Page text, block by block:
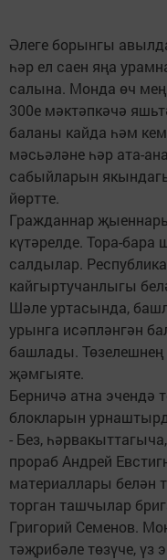
Әлеге борынгы
һәр ел саен яңа
салына. Монда өч
300е мәктәпкәчә
баланы кайда һәм
мәсьәләне һәр ата-
сабыйларын
йөртте.
Гражданнар
күтәрелде. Тора-бара
салдылар.
кайгыртучанлыгы
Шәле уртасында,
урынга исәпләнгән
башлады. Төзелешнең
җәмгыяте.
Берничә атна эчендә
блокларын
- Без,
прораб Андрей
материаллары белән
торган ташчылар
Григорий Семенов.
тәҗрибәле төзүче, үз